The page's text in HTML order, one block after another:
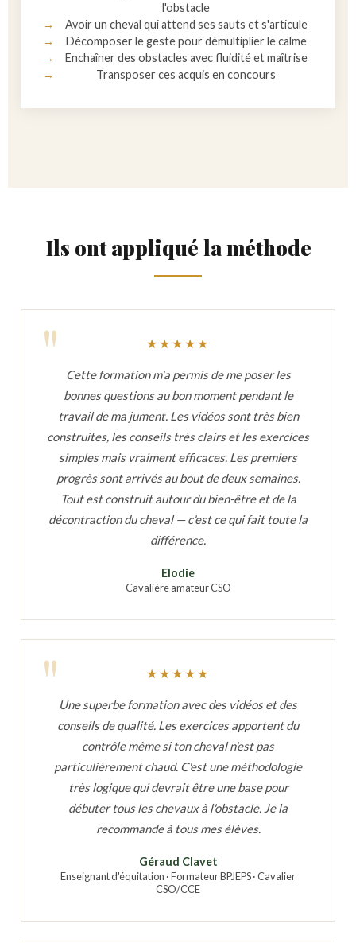
l'obstacle
Avoir un cheval qui attend ses sauts et s'articule
Décomposer le geste pour démultiplier le calme
Enchaîner des obstacles avec fluidité et maîtrise
Transposer ces acquis en concours
Ils ont appliqué la méthode
★★★★★
Cette formation m'a permis de me poser les
bonnes questions au bon moment pendant le
travail de ma jument. Les vidéos sont très bien
construites, les conseils très clairs et les exercices
simples mais vraiment efficaces. Les premiers
progrès sont arrivés au bout de deux semaines.
Tout est construit autour du bien-être et de la
décontraction du cheval — c'est ce qui fait toute la
différence.
Elodie
Cavalière amateur CSO
★★★★★
Une superbe formation avec des vidéos et des
conseils de qualité. Les exercices apportent du
contrôle même si ton cheval n'est pas
particulièrement chaud. C'est une méthodologie
très logique qui devrait être une base pour
débuter tous les chevaux à l'obstacle. Je la
recommande à tous mes élèves.
Géraud Clavet
Enseignant d'équitation · Formateur BPJEPS · Cavalier
CSO/CCE